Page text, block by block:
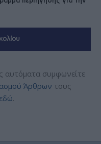
αυτόματα συμφωνείτε
Άρθρων τους
εδώ.